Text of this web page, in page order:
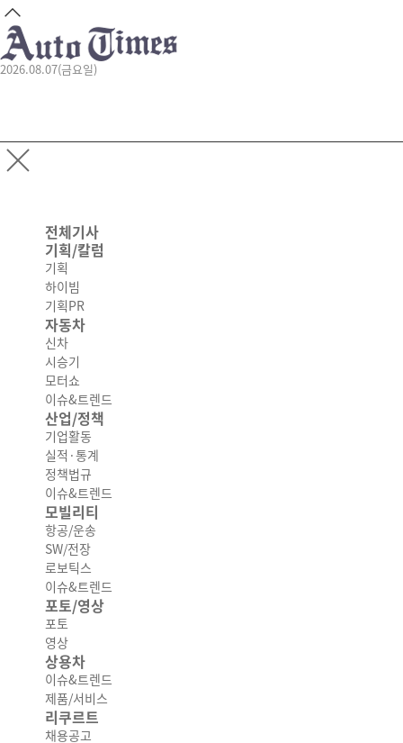
2026.08.07(금요일)
전체기사
기획/칼럼
기획
하이빔
기획PR
자동차
신차
시승기
모터쇼
이슈&트렌드
산업/정책
기업활동
실적·통계
정책법규
이슈&트렌드
모빌리티
항공/운송
SW/전장
로보틱스
이슈&트렌드
포토/영상
포토
영상
상용차
이슈&트렌드
제품/서비스
리쿠르트
채용공고